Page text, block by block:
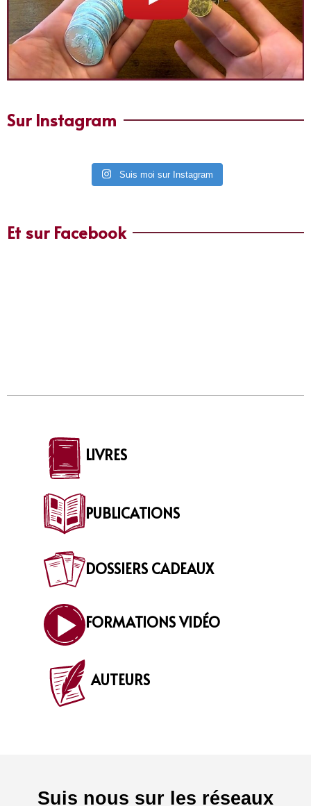
Sur Instagram
Suis moi sur Instagram
Et sur Facebook
LIVRES
PUBLICATIONS
DOSSIERS CADEAUX
FORMATIONS VIDÉO
AUTEURS
Suis nous sur les réseaux